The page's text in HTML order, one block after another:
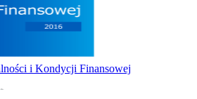
i Kondycji Finansowej